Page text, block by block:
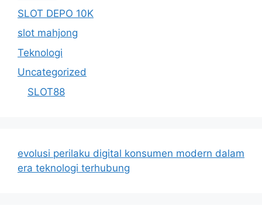
SLOT DEPO 10K
slot mahjong
Teknologi
Uncategorized
SLOT88
evolusi perilaku digital konsumen modern dalam
era teknologi terhubung